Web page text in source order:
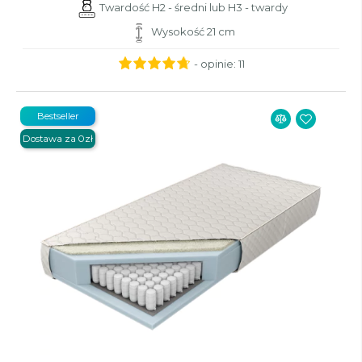
Twardość H2 - średni lub H3 - twardy
Wysokość 21 cm
- opinie: 11
Bestseller
Dostawa za 0zł